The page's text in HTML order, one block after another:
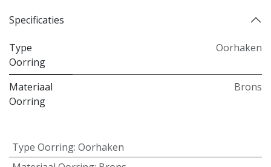
Specificaties
Type
Oorring
Oorhaken
Materiaal
Oorring
Brons
Type Oorring: Oorhaken